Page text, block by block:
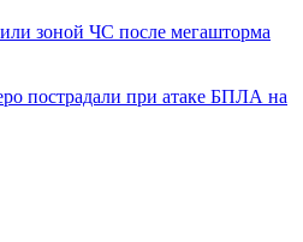
зоной ЧС после мегашторма
пострадали при атаке БПЛА на